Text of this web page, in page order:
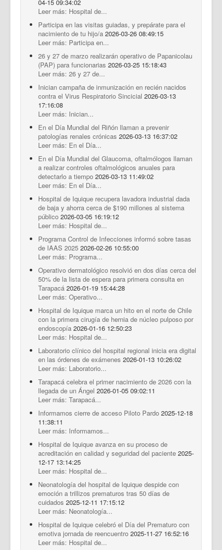
04-15 09:34:02
Leer más: Hospital de...
Participa en las visitas guiadas, y prepárate para el
nacimiento de tu hijo/a 2026-03-26 08:49:15
Leer más: Participa en...
26 y 27 de marzo realizarán operativo de Papanicolau
(PAP) para funcionarias 2026-03-25 15:18:43
Leer más: 26 y 27 de...
Inician campaña de inmunización en recién nacidos
contra el Virus Respiratorio Sincicial 2026-03-13
17:16:08
Leer más: Inician...
En el Día Mundial del Riñón llaman a prevenir
patologías renales crónicas 2026-03-13 16:37:02
Leer más: En el Día...
En el Día Mundial del Glaucoma, oftalmólogos llaman
a realizar controles oftalmológicos anuales para
detectarlo a tiempo 2026-03-13 11:49:02
Leer más: En el Día...
Hospital de Iquique recupera lavadora industrial dada
de baja y ahorra cerca de $190 millones al sistema
público 2026-03-05 16:19:12
Leer más: Hospital de...
Programa Control de Infecciones informó sobre tasas
de IAAS 2025 2026-02-26 10:55:00
Leer más: Programa...
Operativo dermatológico resolvió en dos días cerca del
50% de la lista de espera para primera consulta en
Tarapacá 2026-01-19 15:44:28
Leer más: Operativo...
Hospital de Iquique marca un hito en el norte de Chile
con la primera cirugía de hernia de núcleo pulposo por
endoscopía 2026-01-16 12:50:23
Leer más: Hospital de...
Laboratorio clínico del hospital regional inicia era digital
en las órdenes de exámenes 2026-01-13 10:26:02
Leer más: Laboratorio...
Tarapacá celebra el primer nacimiento de 2026 con la
llegada de un Ángel 2026-01-05 09:02:11
Leer más: Tarapacá...
Informamos cierre de acceso Piloto Pardo 2025-12-18
11:38:11
Leer más: Informamos...
Hospital de Iquique avanza en su proceso de
acreditación en calidad y seguridad del paciente 2025-
12-17 13:14:25
Leer más: Hospital de...
Neonatología del hospital de Iquique despide con
emoción a trillizos prematuros tras 50 días de
cuidados 2025-12-11 17:15:12
Leer más: Neonatología...
Hospital de Iquique celebró el Día del Prematuro con
emotiva jornada de reencuentro 2025-11-27 16:52:16
Leer más: Hospital de...